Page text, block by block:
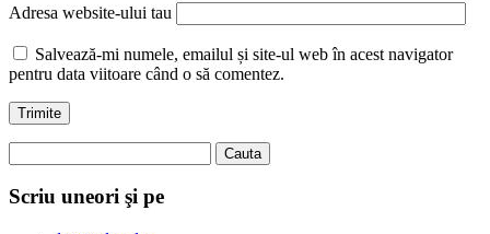
Adresa website-ului tau
Salvează-mi numele, emailul și site-ul web în acest navigator
pentru data viitoare când o să comentez.
Scriu uneori şi pe